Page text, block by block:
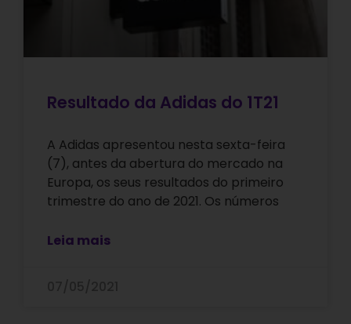
Resultado da Adidas do 1T21
A Adidas apresentou nesta sexta-feira
(7), antes da abertura do mercado na
Europa, os seus resultados do primeiro
trimestre do ano de 2021. Os números
Leia mais